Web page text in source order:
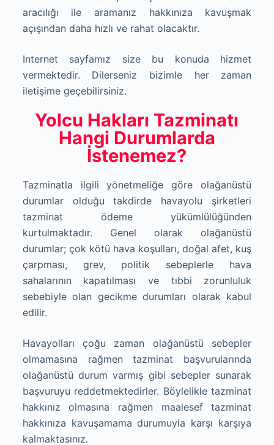
aracılığı ile aramanız hakkınıza kavuşmak
açışından daha hızlı ve rahat olacaktır.
Internet sayfamız size bu konuda hizmet
vermektedir. Dilerseniz bizimle her zaman
iletişime geçebilirsiniz.
Yolcu Hakları Tazminatı
Hangi Durumlarda
İstenemez?
Tazminatla ilgili yönetmeliğe göre olağanüstü
durumlar olduğu takdirde havayolu şirketleri
tazminat ödeme yükümlülüğünden
kurtulmaktadır. Genel olarak olağanüstü
durumlar; çok kötü hava koşulları, doğal afet, kuş
çarpması, grev, politik sebeplerle hava
sahalarının kapatılması ve tıbbi zorunluluk
sebebiyle olan gecikme durumları olarak kabul
edilir.
Havayolları çoğu zaman olağanüstü sebepler
olmamasına rağmen tazminat başvurularında
olağanüstü durum varmış gibi sebepler sunarak
başvuruyu reddetmektedirler. Böylelikle tazminat
hakkınız olmasına rağmen maalesef tazminat
hakkınıza kavuşamama durumuyla karşı karşıya
kalmaktasınız.